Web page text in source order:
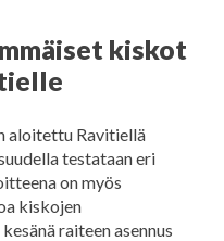
kiskot
aloitettu Ravitiellä
testataan eri
on myös
kiskojen
raiteen asennus